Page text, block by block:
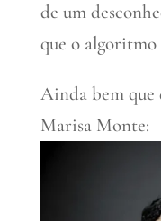
de um
que o
Ainda bem que
Marisa Monte: